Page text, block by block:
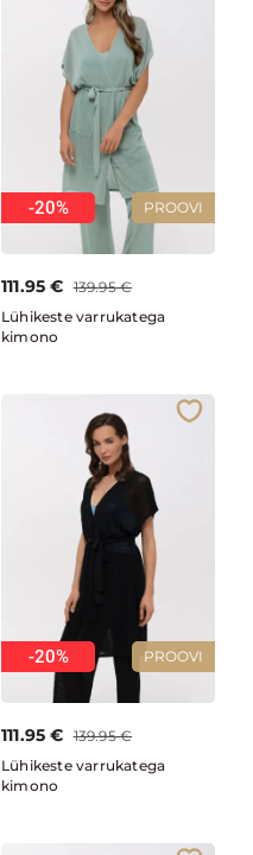
PROOVI
-20%
111.95 € 139.95 €
Lühikeste varrukatega
kimono
PROOVI
-20%
111.95 € 139.95 €
Lühikeste varrukatega
kimono